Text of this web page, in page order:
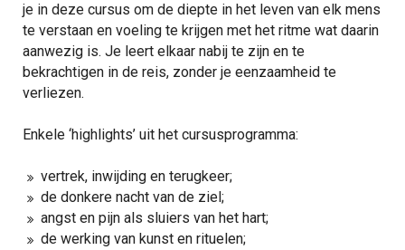
je in deze cursus om de diepte in het leven van elk mens
te verstaan en voeling te krijgen met het ritme wat daarin
aanwezig is. Je leert elkaar nabij te zijn en te
bekrachtigen in de reis, zonder je eenzaamheid te
verliezen.
Enkele ‘highlights’ uit het cursusprogramma:
vertrek, inwijding en terugkeer;
de donkere nacht van de ziel;
angst en pijn als sluiers van het hart;
de werking van kunst en rituelen;